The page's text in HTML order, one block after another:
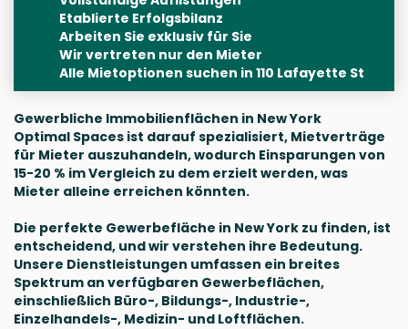
Etablierte Erfolgsbilanz
Arbeiten Sie exklusiv für Sie
Wir vertreten nur den Mieter
Alle Mietoptionen suchen in 110 Lafayette St
Gewerbliche Immobilienflächen in New York
Optimal Spaces ist darauf spezialisiert, Mietverträge
für Mieter auszuhandeln, wodurch Einsparungen von
15-20 % im Vergleich zu dem erzielt werden, was
Mieter alleine erreichen könnten.
Die perfekte Gewerbefläche in New York zu finden, ist
entscheidend, und wir verstehen ihre Bedeutung.
Unsere Dienstleistungen umfassen ein breites
Spektrum an verfügbaren Gewerbeflächen,
einschließlich Büro-, Bildungs-, Industrie-,
Einzelhandels-, Medizin- und Loftflächen.